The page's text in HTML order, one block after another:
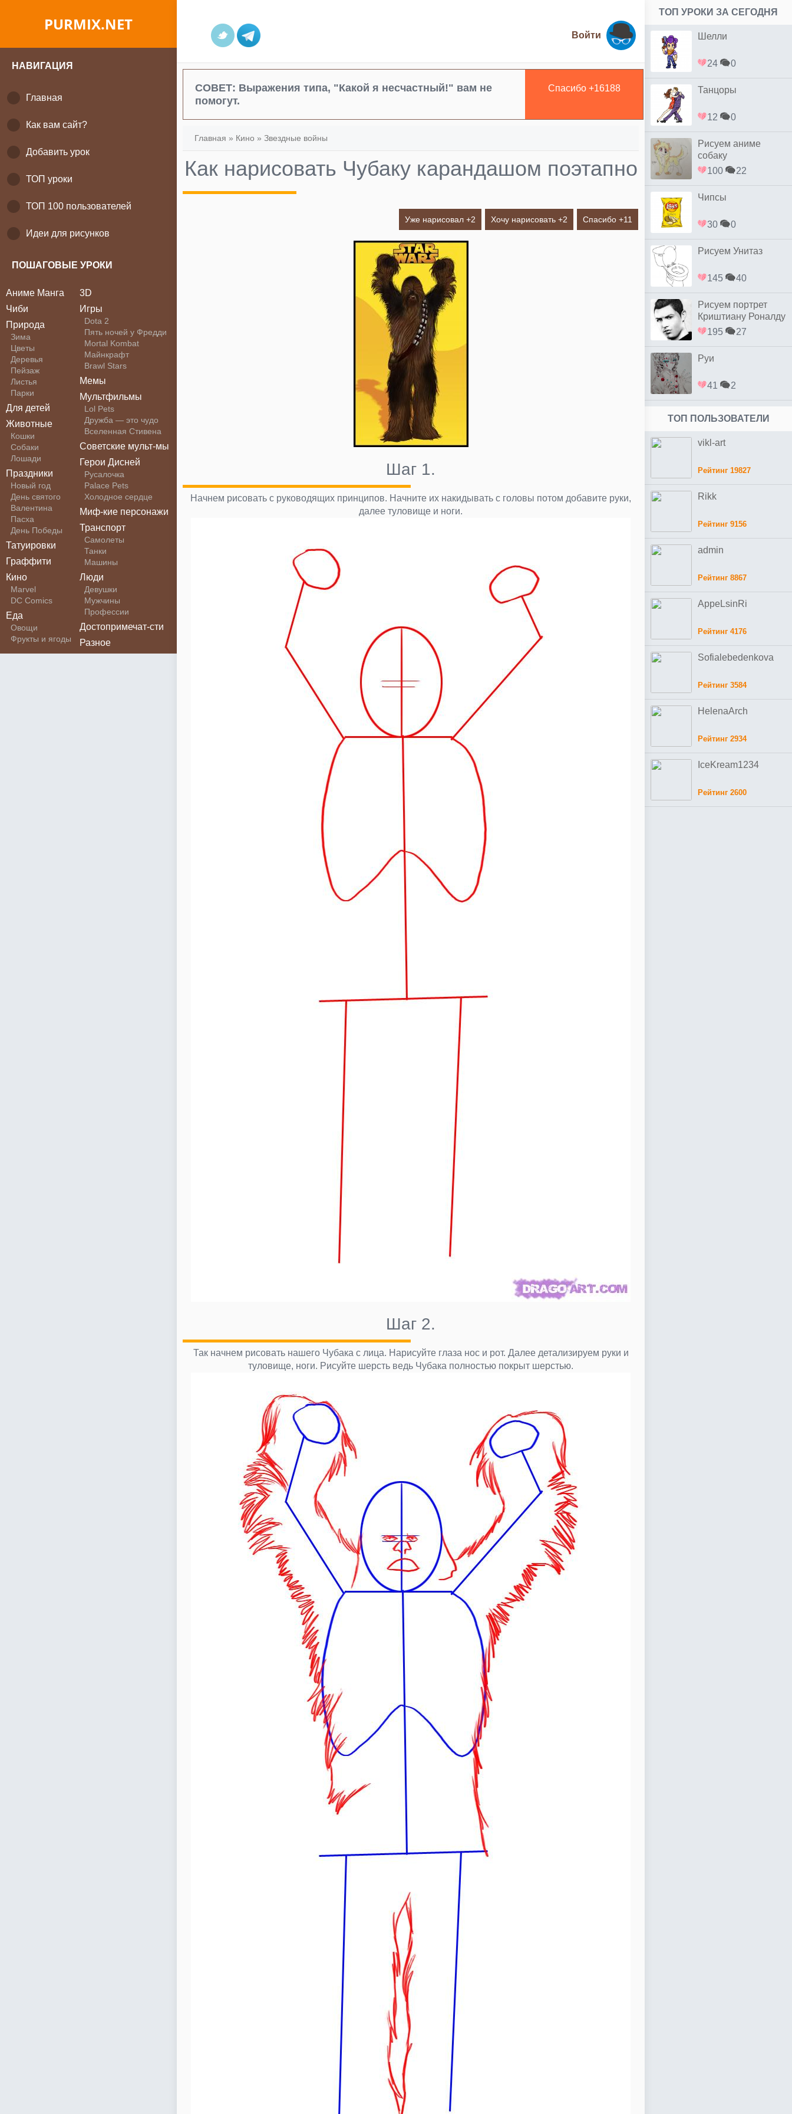
PURMIX.NET
НАВИГАЦИЯ
Главная
Как вам сайт?
Добавить урок
ТОП уроки
ТОП 100 пользователей
Идеи для рисунков
ПОШАГОВЫЕ УРОКИ
Аниме Манга
Чиби
Природа
Зима
Цветы
Деревья
Пейзаж
Листья
Парки
Для детей
Животные
Кошки
Собаки
Лошади
Праздники
Новый год
День святого
Валентина
Пасха
День Победы
Татуировки
Граффити
Кино
Marvel
DC Comics
Еда
Овощи
Фрукты и ягоды
3D
Игры
Dota 2
Пять ночей у Фредди
Mortal Kombat
Майнкрафт
Brawl Stars
Мемы
Мультфильмы
Lol Pets
Дружба — это чудо
Вселенная Стивена
Советские мульт-мы
Герои Дисней
Русалочка
Palace Pets
Холодное сердце
Миф-кие персонажи
Транспорт
Самолеты
Танки
Машины
Люди
Девушки
Мужчины
Профессии
Достопримечат-сти
Разное
Войти
СОВЕТ: Выражения типа, "Какой я несчастный!" вам не
помогут.
Спасибо +16188
Главная » Кино » Звездные войны
Как нарисовать Чубаку карандашом поэтапно
Уже нарисовал +2 Хочу нарисовать +2 Спасибо +11
Шаг 1.
Начнем рисовать с руководящих принципов. Начните их накидывать с головы потом добавите руки,
далее туловище и ноги.
Шаг 2.
Так начнем рисовать нашего Чубака с лица. Нарисуйте глаза нос и рот. Далее детализируем руки и
туловище, ноги. Рисуйте шерсть ведь Чубака полностью покрыт шерстью.
ТОП УРОКИ ЗА СЕГОДНЯ
Шелли
24 0
Танцоры
12 0
Рисуем аниме
собаку
100
22
Чипсы
30 0
Рисуем Унитаз
145 40
Рисуем портрет
Криштиану Роналду
простым
195 27
Руи
41 2
ТОП ПОЛЬЗОВАТЕЛИ
vikl-art
Рейтинг 19827
Rikk
Рейтинг 9156
admin
Рейтинг 8867
AppeLsinRi
Рейтинг 4176
Sofialebedenkova
Рейтинг 3584
HelenaArch
Рейтинг 2934
IceKream1234
Рейтинг 2600